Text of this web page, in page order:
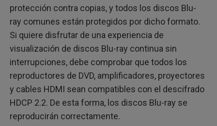
protección contra copias, y todos los discos Blu-
ray comunes están protegidos por dicho formato.
Si quiere disfrutar de una experiencia de
visualización de discos Blu-ray continua sin
interrupciones, debe comprobar que todos los
reproductores de DVD, amplificadores, proyectores
y cables HDMI sean compatibles con el descifrado
HDCP 2.2. De esta forma, los discos Blu-ray se
reproducirán correctamente.